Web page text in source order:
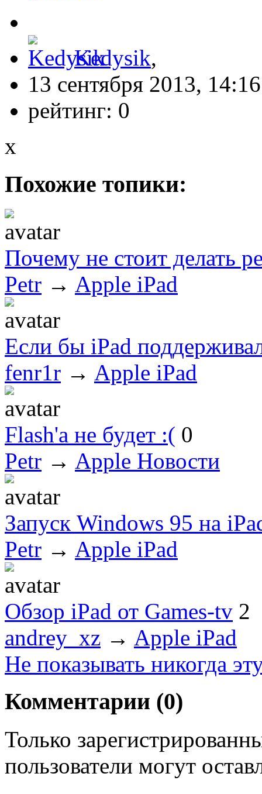
Kedysik,
13 сентября 2013, 14:16
рейтинг: 0
x
Похожие топики:
Почему не стоит делать
Petr → Apple iPad
Если бы iPad
fenr1r → Apple iPad
Flash'а не будет :( 0
Petr → Apple Новости
Запуск Windows 95 на
Petr → Apple iPad
Обзор iPad от Games-tv 2
andrey_xz → Apple iPad
Не показывать никогда
Комментарии (0)
Только
пользователи могут